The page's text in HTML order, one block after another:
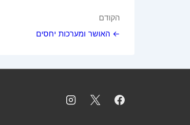
ניווט
הקודם
← האושר ומערכות יחסים